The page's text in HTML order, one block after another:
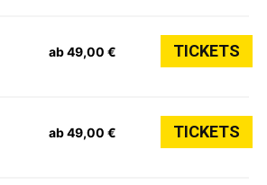
ab 49,00 € TICKETS
ab 49,00 € TICKETS